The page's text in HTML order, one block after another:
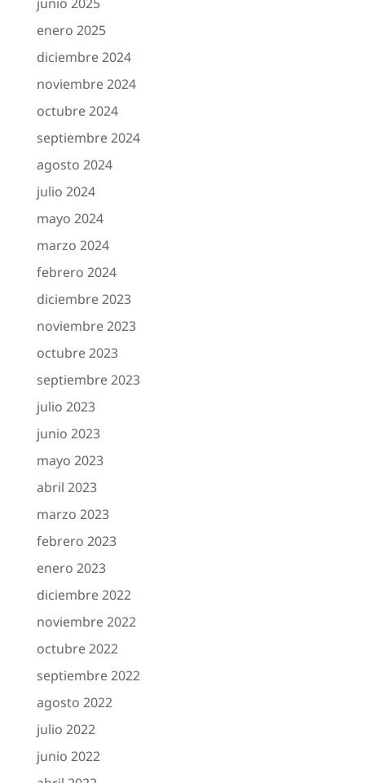
enero 2025
diciembre 2024
noviembre 2024
octubre 2024
septiembre 2024
agosto 2024
julio 2024
mayo 2024
marzo 2024
febrero 2024
diciembre 2023
noviembre 2023
octubre 2023
septiembre 2023
julio 2023
junio 2023
mayo 2023
abril 2023
marzo 2023
febrero 2023
enero 2023
diciembre 2022
noviembre 2022
octubre 2022
septiembre 2022
agosto 2022
julio 2022
junio 2022